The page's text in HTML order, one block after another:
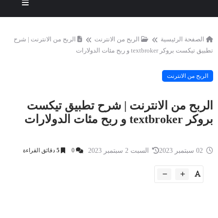
الصفحة الرئيسية الربح من الانترنت
الربح من الانترنت | شرح
تطبيق تيكست بروكر textbroker و ربح مئات الدولارات
الربح من الانترنت
الربح من الانترنت | شرح تطبيق تيكست
بروكر textbroker و ربح مئات الدولارات
السبت 2 سبتمبر 2023 0
5 دقائق القراءة